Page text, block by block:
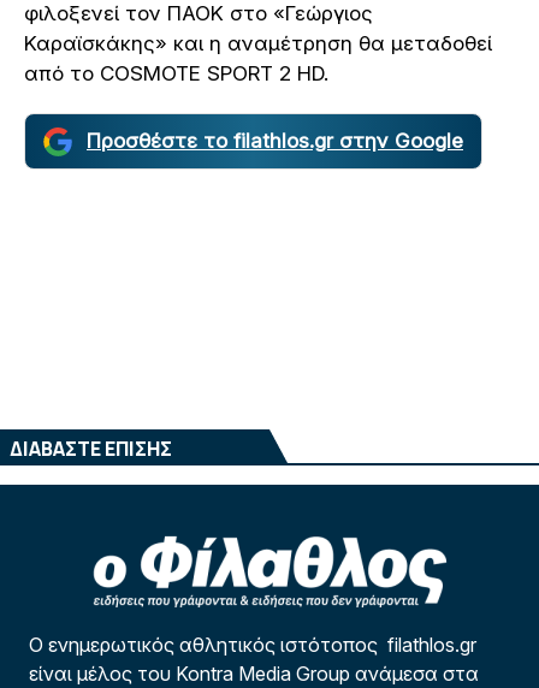
φιλοξενεί τον ΠΑΟΚ στο «Γεώργιος
Καραϊσκάκης» και η αναμέτρηση θα μεταδοθεί
από το COSMOTE SPORT 2 HD.
Προσθέστε το filathlos.gr στην Google
ΔΙΑΒΑΣΤΕ ΕΠΙΣΗΣ
Ο ενημερωτικός αθλητικός ιστότοπος filathlos.gr
είναι μέλος του Kontra Media Group ανάμεσα στα